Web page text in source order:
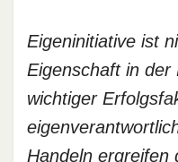
Eigeninitiative ist
Eigenschaft in der
wichtiger
Handeln ergreifen